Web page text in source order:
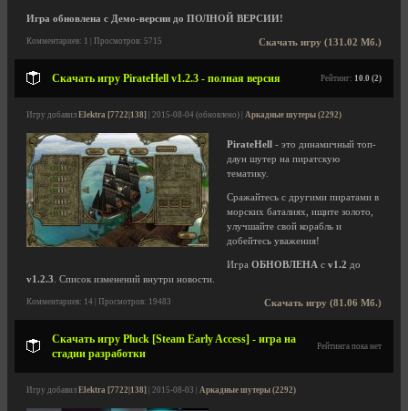
Игра обновлена с Демо-версии до ПОЛНОЙ ВЕРСИИ!
Скачать игру (131.02 Мб.)
Комментариев: 1 | Просмотров: 5715
Скачать игру PirateHell v1.2.3 - полная версия Рейтинг: 10.0 (2)
Игру добавил Elektra [7722|138] | 2015-08-04 (обновлено) | Аркадные шутеры (2292)
PirateHell - это динамичный топ-
даун шутер на пиратскую
тематику.
Сражайтесь с другими пиратами в
морских баталиях, ищите золото,
улучшайте свой корабль и
добейтесь уважения!
Игра ОБНОВЛЕНА с v1.2 до
v1.2.3 . Список изменений внутри новости.
Скачать игру (81.06 Мб.)
Комментариев: 14 | Просмотров: 19483
Скачать игру Pluck [Steam Early Access] - игра на
стадии разработки
Рейтинга пока нет
Игру добавил Elektra [7722|138] | 2015-08-03 | Аркадные шутеры (2292)